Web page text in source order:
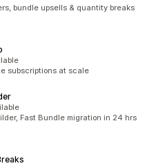
bundle upsells & quantity breaks
subscriptions at scale
Fast Bundle migration in 24 hrs